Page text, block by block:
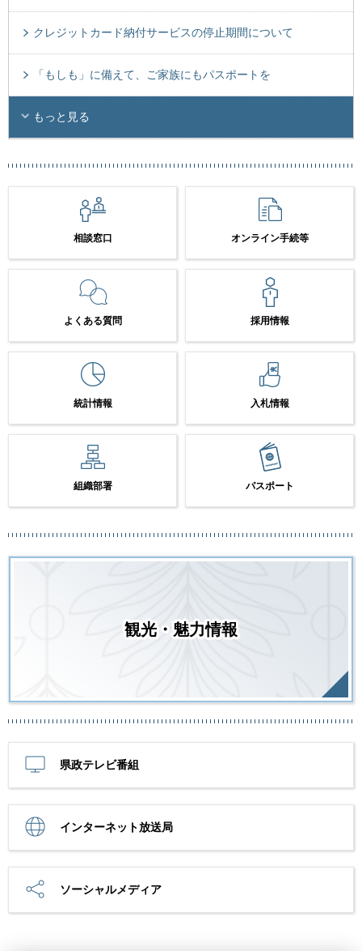
クレジットカード納付サービスの停止期間について
「もしも」に備えて、ご家族にもパスポートを
もっと見る
相談窓口 オンライン手続等
よくある質問 採用情報
統計情報 入札情報
組織部署 パスポート
観光・魅力情報
県政テレビ番組
インターネット放送局
ソーシャルメディア